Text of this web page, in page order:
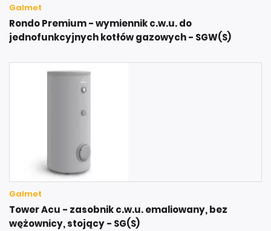
Galmet
Rondo Premium - wymiennik c.w.u. do
jednofunkcyjnych kotłów gazowych - SGW(S)
Galmet
Tower Acu - zasobnik c.w.u. emaliowany, bez
wężownicy, stojący - SG(S)